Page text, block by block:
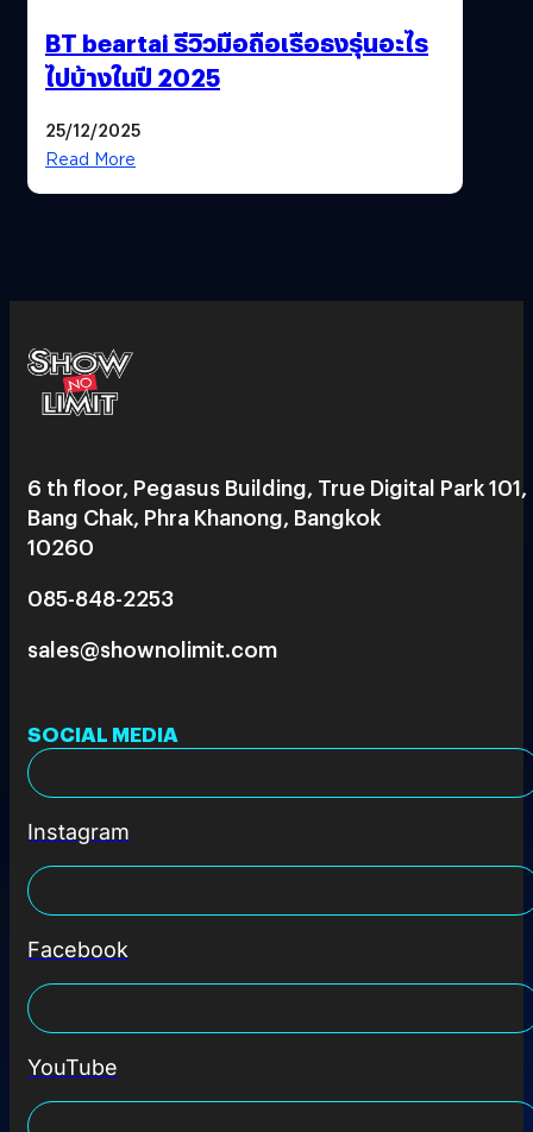
BT beartai รีวิวมือถือเรือธงรุ่นอะไร
ไปบ้างในปี 2025
25/12/2025
Read More
6 th floor, Pegasus Building, True Digital Park 101,
Bang Chak, Phra Khanong, Bangkok
10260
085-848-2253
sales@shownolimit.com
SOCIAL MEDIA
Instagram
Facebook
YouTube